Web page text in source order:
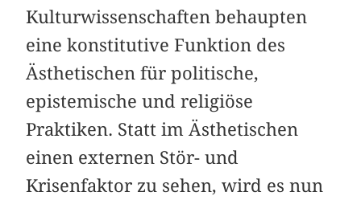
Kulturwissenschaften behaupten
eine konstitutive Funktion des
Ästhetischen für politische,
epistemische und religiöse
Praktiken. Statt im Ästhetischen
einen externen Stör- und
Krisenfaktor zu sehen, wird es nun